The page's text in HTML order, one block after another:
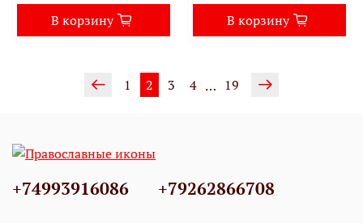
В корзину В корзину
1 2 3 4 … 19
+74993916086 +79262866708